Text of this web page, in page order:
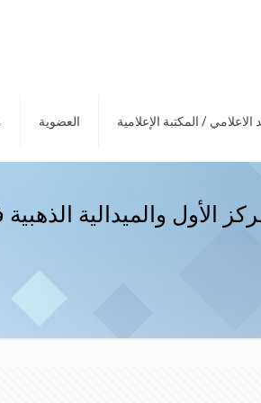
/ المكتبة الإعلامية العضوية
الأول والميدالية